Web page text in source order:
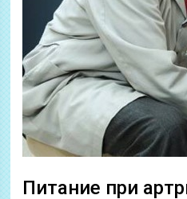
Питание при